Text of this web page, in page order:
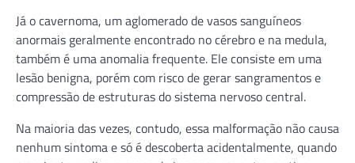
Já o cavernoma, um aglomerado de vasos sanguíneos
anormais geralmente encontrado no cérebro e na medula,
também é uma anomalia frequente. Ele consiste em uma
lesão benigna, porém com risco de gerar sangramentos e
compressão de estruturas do sistema nervoso central.
Na maioria das vezes, contudo, essa malformação não causa
nenhum sintoma e só é descoberta acidentalmente, quando